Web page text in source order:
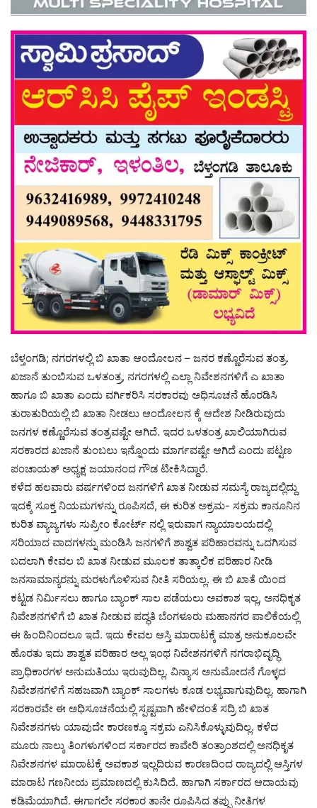
ಬೆಳ್ತಂಗಡಿ; ನಗರಗಳಲ್ಲಿ ಬಿ ಖಾತಾ ಆಂದೋಲನ – ಜನರ ಕಣ್ಣೊರೆಸುವ ತಂತ್ರ.
ಖಜಾನೆ ತುಂಬಿಸುವ ಒಳತಂತ್ರ, ನಗರಗಳಲ್ಲಿ ಎಲ್ಲಾ ನಿವೇಶನಗಳಿಗೆ ಎ ಖಾತಾ
ಹಾಗೂ ಬಿ ಖಾತಾ ಎಂದು ವರ್ಗಿಕರಿಸಿ ಸರಕಾರವು ಅಧಿಸೂಚನೆ ಹೊರಡಿಸಿ
ತುರಾತುರಿಯಲ್ಲಿ ಬಿ ಖಾತಾ ನೀಡಲು ಆಂದೋಲನ ಕ್ಕೆ ಆದೇಶ ನೀಡಿರುವುದು
ಜನಗಳ ಕಣ್ಣೊರೆಸುವ ತಂತ್ರವಷ್ಟೇ ಆಗಿದೆ. ಇದರ ಒಳತಂತ್ರ ಖಾಲಿಯಾಗಿರುವ
ಸರಕಾರದ ಖಜಾನೆ ತುಂಬಲು ಇನ್ನೊಂದು ಮಾರ್ಗವಷ್ಟೇ ಆಗಿದೆ ಎಂದು ಪಟ್ಟಣ
ಪಂಚಾಯತ್ ಅಧ್ಯಕ್ಷ ಜಯಾನಂದ ಗೌಡ ಟೀಕಿಸಿದ್ದಾರೆ.
ಕಳೆದ ಹಲವಾರು ವರ್ಷಗಳಿಂದ ಜನಗಳಿಗೆ ಖಾತ ನೀಡುವ ಸಮಸ್ಯೆ ರಾಜ್ಯದಲ್ಲಿದ್ದು
ಇದಕ್ಕೆ ಸೂಕ್ತ ನಿಯಮಗಳನ್ನು ರೂಪಿಸದೆ, ಈ ಕುರಿತ ಅಕ್ರಮ- ಸಕ್ರಮ ಕಾನೂನಿನ
ಕುರಿತ ವ್ಯಾಜ್ಯಗಳು ಸುಪ್ರೀಂ ಕೋರ್ಟ್ ನಲ್ಲಿ ಇರುವಾಗ ನ್ಯಾಯಾಲಯದಲ್ಲಿ
ಸರಿಯಾದ ವಾದಗಳನ್ನು ಮಂಡಿಸಿ ಜನಗಳಿಗೆ ಶಾಶ್ವತ ಪರಿಹಾರವನ್ನು ಒದಗಿಸುವ
ಬದಲಾಗಿ ಕೇವಲ ಬಿ ಖಾತ ನೀಡುವ ಮೂಲಕ ತಾತ್ಕಾಲಿಕ ಪರಿಹಾರ ನೀಡಿ
ಜನಸಾಮಾನ್ಯರನ್ನು ಮರಳುಗೊಳಿಸುವ ನೀತಿ ಸರಿಯಲ್ಲ. ಈ ಬಿ ಖಾತೆ ಯಿಂದ
ಕಟ್ಟಡ ನಿರ್ಮಿಸಲು ಹಾಗೂ ಬ್ಯಾಂಕ್ ಸಾಲ ಪಡೆಯಲು ಅವಕಾಶ ಇಲ್ಲ, ಅನಧಿಕೃತ
ನಿವೇಶನಗಳಿಗೆ ಬಿ ಖಾತ ನೀಡುವ ಪದ್ಧತಿ ಬೆಂಗಳೂರು ಮಹಾನಗರ ಪಾಲಿಕೆಯಲ್ಲಿ
ಈ ಹಿಂದಿನಿಂದಲೂ ಇದೆ. ಇದು ಕೇವಲ ಆಸ್ತಿ ಮಾರಾಟಕ್ಕೆ ಮಾತ್ರ ಅನುಕೂಲವೇ
ಹೊರತು ಇದು ಶಾಶ್ವತ ಪರಿಹಾರ ಅಲ್ಲ ಇಂಥ ನಿವೇಶನಗಳಿಗೆ ನಗರಾಭಿವೃದ್ಧಿ
ಪ್ರಾಧಿಕಾರಗಳ ಅನುಮತಿಯು ಇರುವುದಿಲ್ಲ. ವಿನ್ಯಾಸ ಅನುಮೋದನೆ ಗೊಳ್ಳದ
ನಿವೇಶನಗಳಿಗೆ ಸಹಜವಾಗಿ ಬ್ಯಾಂಕ್ ಸಾಲಗಳು ಕೂಡ ಲಭ್ಯವಾಗುವುದಿಲ್ಲ. ಹಾಗಾಗಿ
ಸರಕಾರವೇ ಈ ಅಧಿಸೂಚನೆಯಲ್ಲಿ ಸ್ಪಷ್ಟವಾಗಿ ಹೇಳಿದಂತೆ ಸದ್ರಿ ಬಿ ಖಾತ
ನಿವೇಶನಗಳು ಯಾವುದೇ ಕಾರಣಕ್ಕೂ ಸಕ್ರಮ ಎನಿಸಿಕೊಳ್ಳುವುದಿಲ್ಲ. ಕಳೆದ
ಮೂರು ನಾಲ್ಕು ತಿಂಗಳುಗಳಿಂದ ಸರ್ಕಾರದ ಕಾವೇರಿ ತಂತ್ರಾಂಶದಲ್ಲಿ ಅನಧಿಕೃತ
ನಿವೇಶನಗಳ ಮಾರಾಟಕ್ಕೆ ಅವಕಾಶ ಇಲ್ಲದಿರುವ ಕಾರಣದಿಂದ ರಾಜ್ಯದಲ್ಲಿ ಆಸ್ತಿಗಳ
ಮಾರಾಟ ಗಣನೀಯ ಪ್ರಮಾಣದಲ್ಲಿ ಕುಸಿದಿದೆ. ಹಾಗಾಗಿ ಸರ್ಕಾರದ ಆದಾಯವು
ಕಡಿಮೆಯಾಗಿದೆ. ಈಗಾಗಲೇ ಸರಕಾರ ತಾನೇ ರೂಪಿಸಿದ ತಪ್ಪು ನೀತಿಗಳ